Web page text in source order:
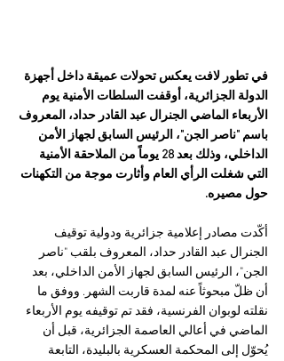
في تطور لافت يعكس تحولات عميقة داخل أجهزة
الدولة الجزائرية، أوقفت السلطات الأمنية يوم
الأربعاء الماضي الجنرال عبد القادر حداد، المعروف
باسم "ناصر الجن"، الرئيس السابق لجهاز الأمن
الداخلي، وذلك بعد 28 يوماً من الملاحقة الأمنية
التي شغلت الرأي العام وأثارت موجة من التكهنات
حول مصيره.
أكّدت مصادر إعلامية جزائرية ودولية توقيف
الجنرال عبد القادر حداد، المعروف بلقب "ناصر
الجن"، الرئيس السابق لجهاز الأمن الداخلي، بعد
أن ظلّ مبحوثاً عنه لمدة قاربت الشهر. ووفق ما
نقلته لوبوان الفرنسية، فقد تم توقيفه يوم الأربعاء
الماضي في أعالي العاصمة الجزائرية، قبل أن
يُحوّل إلى المحكمة العسكرية بالبليدة، التابعة